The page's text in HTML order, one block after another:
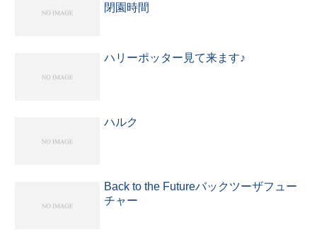
閉園時間
ハリーポッター見て来ます♪
ハルク
Back to the Futureバックツーザフュー
チャー